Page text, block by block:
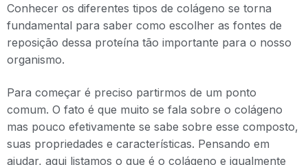
Conhecer os diferentes tipos de colágeno se torna
fundamental para saber como escolher as fontes de
reposição dessa proteína tão importante para o nosso
organismo.
Para começar é preciso partirmos de um ponto
comum. O fato é que muito se fala sobre o colágeno
mas pouco efetivamente se sabe sobre esse composto,
suas propriedades e características. Pensando em
ajudar, aqui listamos o que é o colágeno e igualmente